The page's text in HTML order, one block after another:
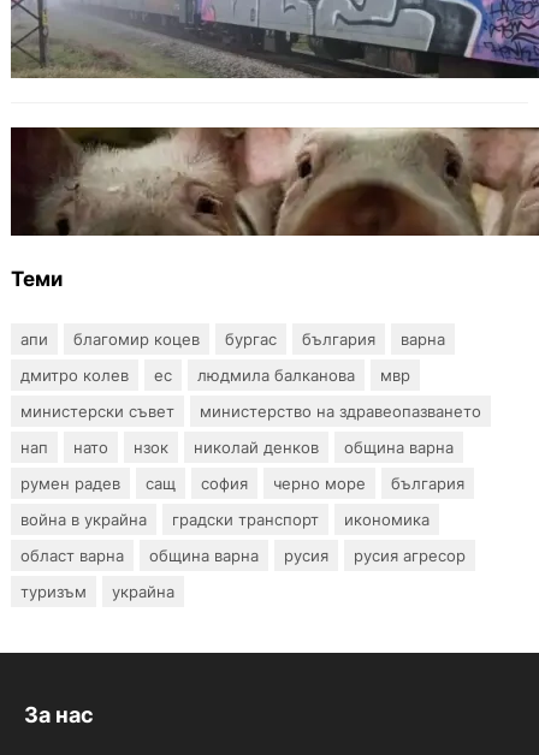
Бързият влак София – Варна блъсна и уби
жена край гара Бутово
БЪЛГАРИЯ
БАБХ регистрира огнище на африканска
чума по свинете в стопанство край Варна
Теми
апи благомир коцев бургас българия
варна
дмитро колев
ес людмила балканова
мвр
министерски съвет
министерство на здравеопазването
нап
нато нзок николай денков
община варна
румен радев
сащ софия черно море
българия
война в украйна
градски транспорт
икономика
област варна
община варна русия
русия агресор
туризъм
украйна
За нас